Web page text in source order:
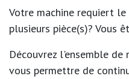
Votre machine requiert
plusieurs pièce(s)? Vous
Découvrez l'ensemble de
vous permettre de